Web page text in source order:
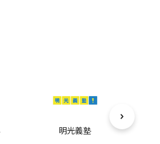
明光義塾